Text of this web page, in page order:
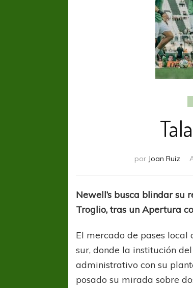
por Joan Ruiz
Newell’s busca blindar su
Troglio, tras un Apertura
El mercado de pases
sur, donde la institución
administrativo con su
posado su mirada sobre